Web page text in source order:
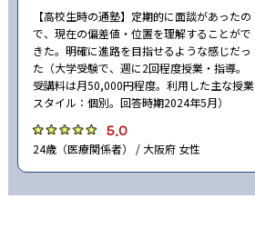
【高校生時の通塾】定期的に面談があったの
で、現在の偏差値・位置を理解することがで
きた。明確に進路を目指せるような感じだっ
た（大学受験で、週に2回程度授業・指導。
受講料は月50,000円程度。利用した主な授業
スタイル：個別。回答時期2024年5月）
5.0
24歳（医療関係者） / 大阪府 女性